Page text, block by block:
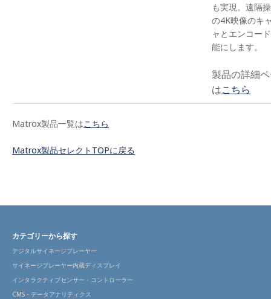
も実現。遠隔
の4K映像のキ
ャとエンコー
能にします。
製品の詳細
はこちら
Matrox製品一覧はこちら
Matrox製品セレクトTOPに戻る
カテゴリーから探す
デジタルサイネージプレーヤー
サイネージプレーヤー内蔵ディスプレイ
インタラクティブセンサー・コントローラー
CMS・データアナリティクス